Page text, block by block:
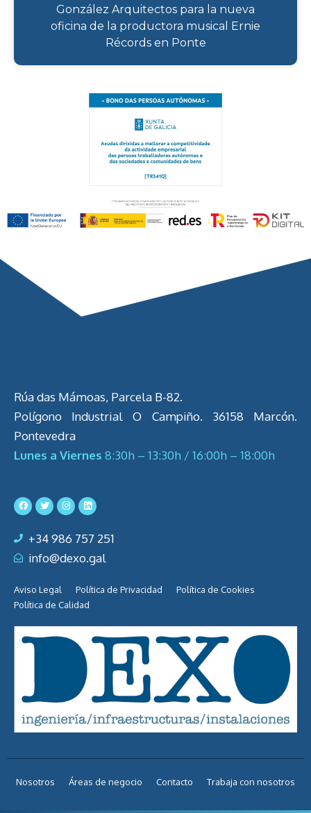
González Arquitectos para la nueva
oficina de la productora musical Ernie
Récords en Ponte
Rúa das Mámoas, Parcela B-82.
Polígono Industrial O Campiño. 36158 Marcón.
Pontevedra
Lunes a Viernes 8:30h – 13:30h / 16:00h – 18:00h
+34 986 757 251
info@dexo.gal
Aviso Legal Política de Privacidad
Política de Cookies
Política de Calidad
Nosotros Áreas de negocio Contacto Trabaja con nosotros